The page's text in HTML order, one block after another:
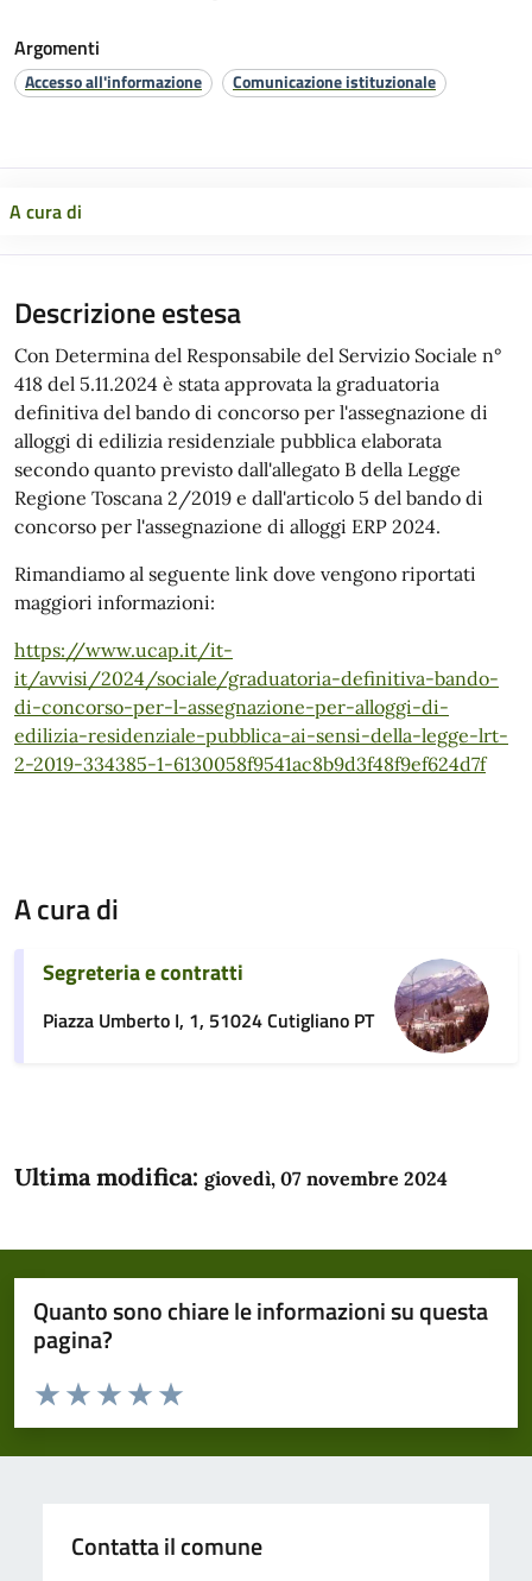
Argomenti
Accesso all'informazione Comunicazione istituzionale
A cura di
Descrizione estesa
Con Determina del Responsabile del Servizio Sociale n°
418 del 5.11.2024 è stata approvata la graduatoria
definitiva del bando di concorso per l'assegnazione di
alloggi di edilizia residenziale pubblica elaborata
secondo quanto previsto dall'allegato B della Legge
Regione Toscana 2/2019 e dall'articolo 5 del bando di
concorso per l'assegnazione di alloggi ERP 2024.
Rimandiamo al seguente link dove vengono riportati
maggiori informazioni:
https://www.ucap.it/it-
it/avvisi/2024/sociale/graduatoria-definitiva-bando-
di-concorso-per-l-assegnazione-per-alloggi-di-
edilizia-residenziale-pubblica-ai-sensi-della-legge-lrt-
2-2019-334385-1-6130058f9541ac8b9d3f48f9ef624d7f
A cura di
Segreteria e contratti
Piazza Umberto I, 1, 51024 Cutigliano PT
Ultima modifica: giovedì, 07 novembre 2024
Quanto sono chiare le informazioni su questa
pagina?
Domanda
Valuta da 1 a 5 stelle la pagina
Valuta 5 stelle su 5
Valuta 4 stelle su 5
Valuta 3 stelle su 5
Valuta 2 stelle su 5
Valuta 1 stelle su 5
Contatta il comune